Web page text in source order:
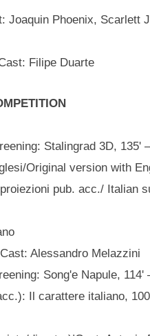
Joaquin Phoenix, Scarlett
Filipe Duarte
Stalingrad 3D, 135'
Original version with
pub. acc./ Italian
Alessandro Melazzini
Song'e Napule, 114'
Il carattere italiano,